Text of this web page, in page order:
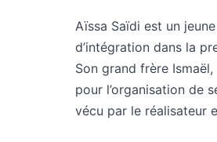
Aïssa Saïdi est un
d’intégration dans la
Son grand frère
pour l’organisation de
vécu par le réalisateur